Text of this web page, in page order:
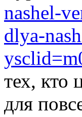
nashel-
dlya-
тех, кто
для